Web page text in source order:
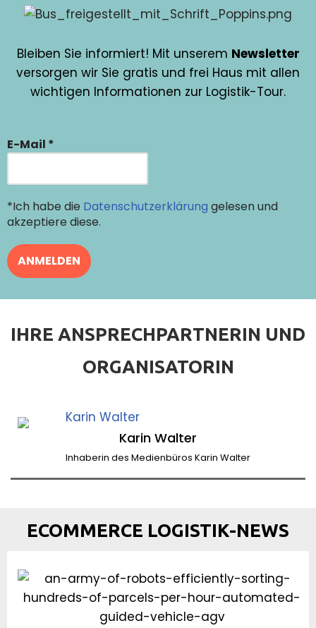
Bleiben Sie informiert! Mit unserem Newsletter
versorgen wir Sie gratis und frei Haus mit allen
wichtigen Informationen zur Logistik-Tour.
E-Mail *
*Ich habe die Datenschutzerklärung gelesen und
akzeptiere diese.
IHRE ANSPRECHPARTNERIN UND
ORGANISATORIN
Karin Walter
Inhaberin des Medienbüros Karin Walter
ECOMMERCE LOGISTIK-NEWS